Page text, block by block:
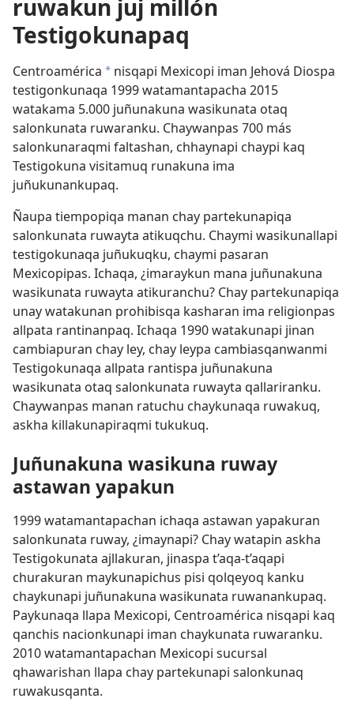
ruwakun juj millón
Testigokunapaq
Centroamérica a nisqapi Mexicopi iman Jehová Diospa
testigonkunaqa 1999 watamantapacha 2015
watakama 5.000 juñunakuna wasikunata otaq
salonkunata ruwaranku. Chaywanpas 700 más
salonkunaraqmi faltashan, chhaynapi chaypi kaq
Testigokuna visitamuq runakuna ima
juñukunankupaq.
Ñaupa tiempopiqa manan chay partekunapiqa
salonkunata ruwayta atikuqchu. Chaymi wasikunallapi
testigokunaqa juñukuqku, chaymi pasaran
Mexicopipas. Ichaqa, ¿imaraykun mana juñunakuna
wasikunata ruwayta atikuranchu? Chay partekunapiqa
unay watakunan prohibisqa kasharan ima religionpas
allpata rantinanpaq. Ichaqa 1990 watakunapi jinan
cambiapuran chay ley, chay leypa cambiasqanwanmi
Testigokunaqa allpata rantispa juñunakuna
wasikunata otaq salonkunata ruwayta qallariranku.
Chaywanpas manan ratuchu chaykunaqa ruwakuq,
askha killakunapiraqmi tukukuq.
Juñunakuna wasikuna ruway
astawan yapakun
1999 watamantapachan ichaqa astawan yapakuran
salonkunata ruway, ¿imaynapi? Chay watapin askha
Testigokunata ajllakuran, jinaspa t’aqa-t’aqapi
churakuran maykunapichus pisi qolqeyoq kanku
chaykunapi juñunakuna wasikunata ruwanankupaq.
Paykunaqa llapa Mexicopi, Centroamérica nisqapi kaq
qanchis nacionkunapi iman chaykunata ruwaranku.
2010 watamantapachan Mexicopi sucursal
qhawarishan llapa chay partekunapi salonkunaq
ruwakusqanta.